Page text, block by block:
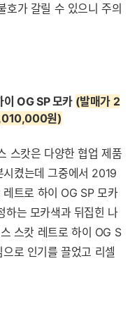
호가 갈릴 수 있으니 주의
이 OG SP 모카 (발매가 2
원)
스캇은 다양한 협업 제품
켰는데 그중에서 2019
트로 하이 OG SP 모카
하는 모카색과 뒤집힌 나
스캇 레트로 하이 OG S
로 인기를 끌었고 리셀